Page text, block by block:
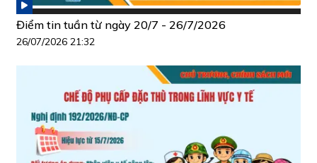
Điểm tin tuần từ ngày 20/7 - 26/7/2026
26/07/2026 21:32